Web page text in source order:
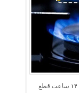
گاز مشترکان بخشی از بجنورد به مدت ۱۴ ساعت قطع